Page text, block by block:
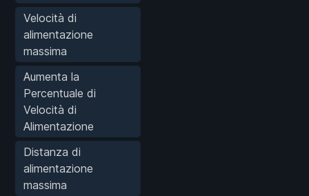
Velocità di
alimentazione
massima
Aumenta la
Percentuale di
Velocità di
Alimentazione
Distanza di
alimentazione
massima